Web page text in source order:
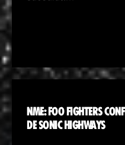
NME: FOO FIGHTERS
DE SONIC HIGHWAYS